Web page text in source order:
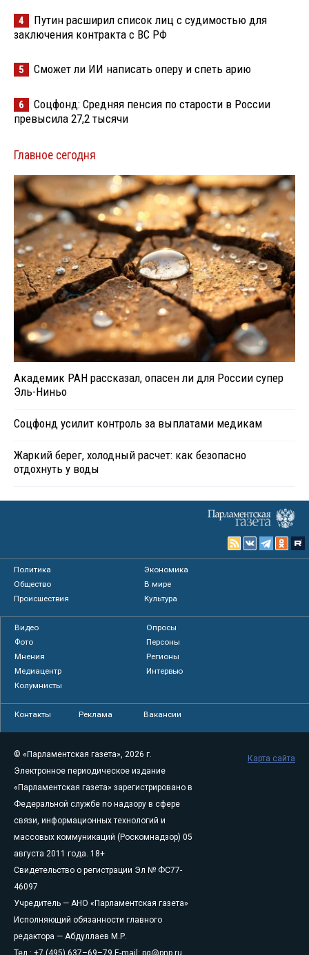
4
Путин расширил список лиц с судимостью для
заключения контракта с ВС РФ
5 Сможет ли ИИ написать оперу и спеть арию
6
Соцфонд: Средняя пенсия по старости в России
превысила 27,2 тысячи
Главное сегодня
Академик РАН рассказал, опасен ли для России супер
Эль-Ниньо
Соцфонд усилит контроль за выплатами медикам
Жаркий берег, холодный расчет: как безопасно
отдохнуть у воды
Политика
Экономика
Общество
В мире
Происшествия
Культура
Видео
Опросы
Фото
Персоны
Мнения
Регионы
Медиацентр
Интервью
Колумнисты
Контакты Реклама Вакансии
© «Парламентская газета», 2026 г.
Электронное периодическое издание
«Парламентская газета» зарегистрировано в
Федеральной службе по надзору в сфере
связи, информационных технологий и
массовых коммуникаций (Роскомнадзор) 05
августа 2011 года. 18+
Свидетельство о регистрации Эл № ФС77-
46097
Учредитель — АНО «Парламентская газета»
Исполняющий обязанности главного
редактора — Абдуллаев М.Р.
Тел.: +7 (495) 637–69–79 E-mail: pg@pnp.ru
Карта сайта